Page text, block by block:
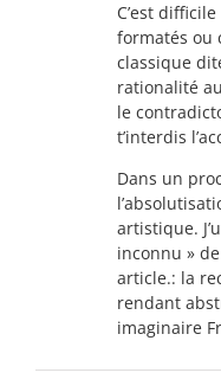
C’est
formatés ou
classique
rationalité
le
t’interdis
Dans un
artistique.
inconnu »
article.: la
rendant
imaginaire